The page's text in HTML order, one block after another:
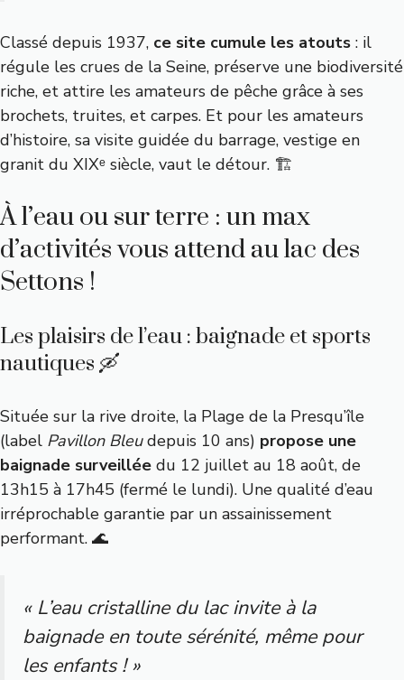
Classé depuis 1937, ce site cumule les atouts : il
régule les crues de la Seine, préserve une biodiversité
riche, et attire les amateurs de pêche grâce à ses
brochets, truites, et carpes. Et pour les amateurs
d’histoire, sa visite guidée du barrage, vestige en
granit du XIXᵉ siècle, vaut le détour. 🏗️
À l’eau ou sur terre : un max
d’activités vous attend au lac des
Settons !
Les plaisirs de l’eau : baignade et sports
nautiques 🛶
Située sur la rive droite, la Plage de la Presqu’île
(label Pavillon Bleudepuis 10 ans) propose une
baignade surveillée du 12 juillet au 18 août, de
13h15 à 17h45 (fermé le lundi). Une qualité d’eau
irréprochable garantie par un assainissement
performant. 🌊
« L’eau cristalline du lac invite à la
baignade en toute sérénité, même pour
les enfants ! »